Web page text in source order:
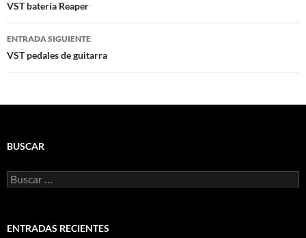
de
entradas
VST batería Reaper
ENTRADA SIGUIENTE
VST pedales de guitarra
BUSCAR
Buscar:
ENTRADAS RECIENTES